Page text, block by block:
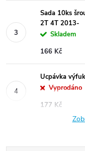
Sada 10ks
2T 4T 2013-
Skladem
166 Kč
Ucpávka
Vyprodáno
177 Kč